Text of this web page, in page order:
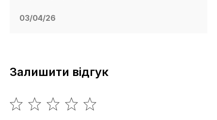
03/04/26
Залишити відгук